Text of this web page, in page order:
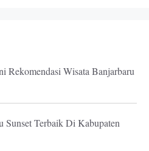
Rekomendasi Wisata Banjarbaru
Sunset Terbaik Di Kabupaten